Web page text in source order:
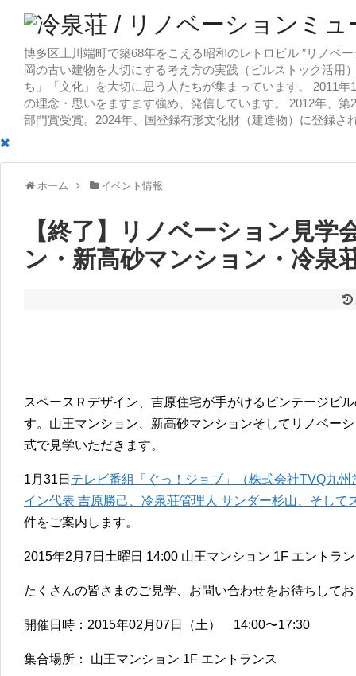
博多区上川端町で築68年をこえる昭和のレトロビル ”リノベ
岡の古い建物を大切にする考え方の実践（ビルストック活用
ち」「文化」を大切に思う人たちが集まっています。 2011
の理念・思いをますます強め、発信しています。 2012年、
部門賞受賞。2024年、国登録有形文化財（建造物）に登録さ
ホーム イベント情報
【終了】リノベーション見学
ン・新高砂マンション・冷泉
スペースＲデザイン、吉原住宅が手がけるビンテージビ
す。山王マンション、新高砂マンションそしてリノベー
式で見学いただきます。
1月31日 テレビ番組「ぐっ！ジョブ」（株式会社TVQ九州
イン代表 吉原勝己、冷泉荘管理人 サンダー杉山、そして
件をご案内します。
2015年2月7日土曜日 14:00 山王マンション 1F エントラ
たくさんの皆さまのご見学、お問い合わせをお待ちして
開催日時：2015年02月07日（土） 14:00〜17:30
集合場所： 山王マンション 1F エントランス